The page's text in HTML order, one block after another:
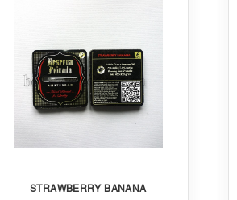
STRAWBERRY BANANA